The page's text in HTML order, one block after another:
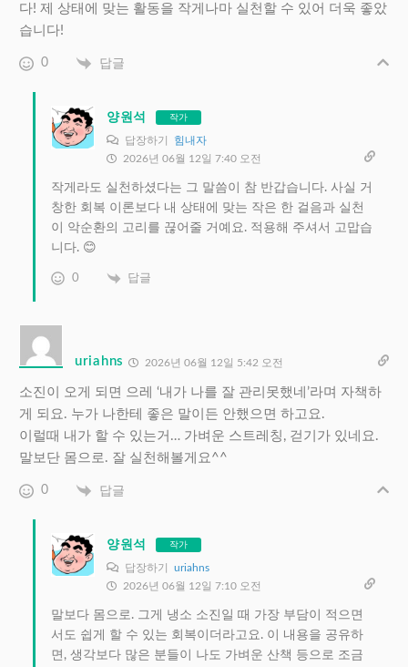
다! 제 상태에 맞는 활동을 작게나마 실천할 수 있어 더욱 좋았
습니다!
0 답글
양원석 작가
답장하기 힘내자
2026년 06월 12일 7:40 오전
작게라도 실천하셨다는 그 말씀이 참 반갑습니다. 사실 거
창한 회복 이론보다 내 상태에 맞는 작은 한 걸음과 실천
이 악순환의 고리를 끊어줄 거예요. 적용해 주셔서 고맙습
니다. 😊
0 답글
uriahns 2026년 06월 12일 5:42 오전
소진이 오게 되면 으레 ‘내가 나를 잘 관리못했네’라며 자책하
게 되요. 누가 나한테 좋은 말이든 안했으면 하고요.
이럴때 내가 할 수 있는거… 가벼운 스트레칭, 걷기가 있네요.
말보단 몸으로. 잘 실천해볼게요^^
0 답글
양원석 작가
답장하기 uriahns
2026년 06월 12일 7:10 오전
말보다 몸으로. 그게 냉소 소진일 때 가장 부담이 적으면
서도 쉽게 할 수 있는 회복이더라고요. 이 내용을 공유하
면, 생각보다 많은 분들이 나도 가벼운 산책 등으로 조금